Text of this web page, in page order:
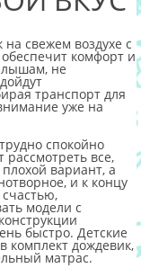
свежем воздухе с
комфорт и
не
транспорт для
уже на
спокойно
рассмотреть все,
вариант, а
и к концу
модели с
быстро. Детские
комплект дождевик,
матрас.